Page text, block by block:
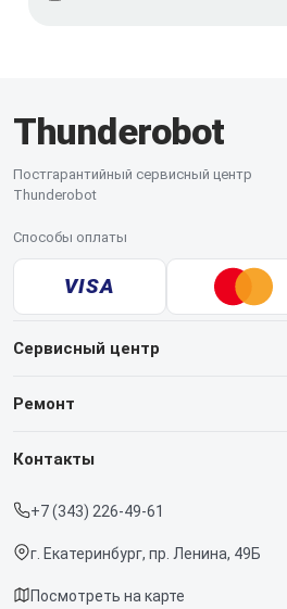
Thunderobot
Постгарантийный сервисный центр
Thunderobot
Способы оплаты
VISA
Сервисный центр
О нашем сервисе
Срочный ремонт
Доставка и способы оплаты
Ремонт
Ноутбуков
Контакты
+7 (343) 226-49-61
г. Екатеринбург, пр. Ленина, 49Б
Посмотреть на карте